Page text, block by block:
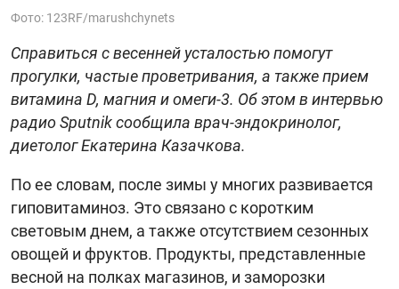
Фото: 123RF/marushchynets
Справиться с весенней усталостью помогут
прогулки, частые проветривания, а также прием
витамина D, магния и омеги-3. Об этом в интервью
радио Sputnik сообщила врач-эндокринолог,
диетолог Екатерина Казачкова.
По ее словам, после зимы у многих развивается
гиповитаминоз. Это связано с коротким
световым днем, а также отсутствием сезонных
овощей и фруктов. Продукты, представленные
весной на полках магазинов, и заморозки